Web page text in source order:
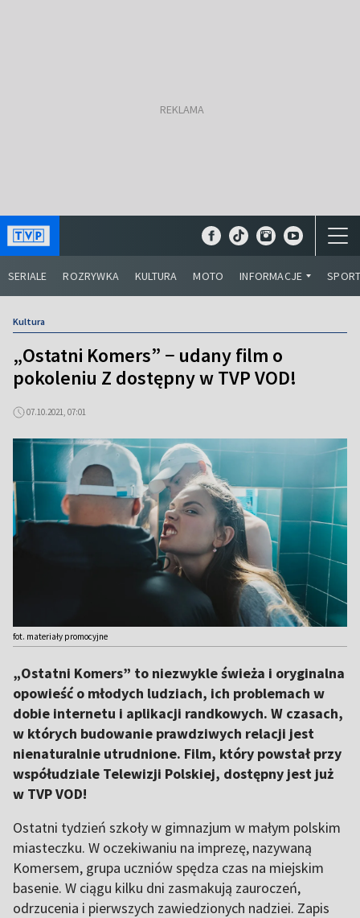
SERIALE ROZRYWKA KULTURA MOTO INFORMACJE
Kultura
„Ostatni Komers” − udany film o
pokoleniu Z dostępny w TVP VOD!
07.10.2021, 07:01
fot. materiały promocyjne
„Ostatni Komers” to niezwykle świeża i oryginalna
opowieść o młodych ludziach, ich problemach w
dobie internetu i aplikacji randkowych. W czasach,
w których budowanie prawdziwych relacji jest
nienaturalnie utrudnione. Film, który powstał przy
współudziale Telewizji Polskiej, dostępny jest już
w TVP VOD!
Ostatni tydzień szkoły w gimnazjum w małym polskim
miasteczku. W oczekiwaniu na imprezę, nazywaną
Komersem, grupa uczniów spędza czas na miejskim
basenie. W ciągu kilku dni zasmakują zauroczeń,
odrzucenia i pierwszych zawiedzionych nadziei. Zapis